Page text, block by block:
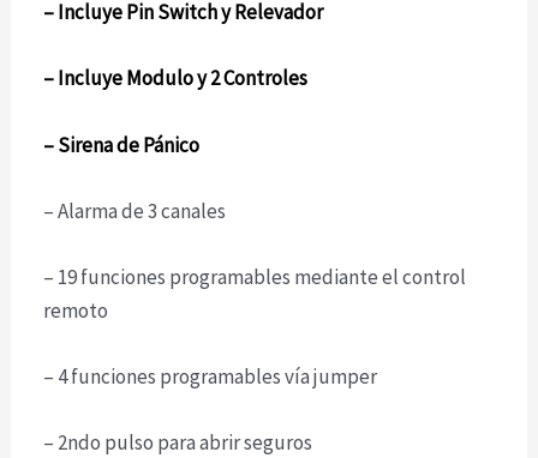
– Incluye Pin Switch y Relevador
– Incluye Modulo y 2 Controles
– Sirena de Pánico
– Alarma de 3 canales
– 19 funciones programables mediante el control
remoto
– 4 funciones programables vía jumper
– 2ndo pulso para abrir seguros